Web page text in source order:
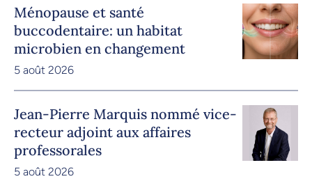
Ménopause et santé
buccodentaire: un habitat
microbien en changement
5 août 2026
Jean-Pierre Marquis nommé vice-
recteur adjoint aux affaires
professorales
5 août 2026